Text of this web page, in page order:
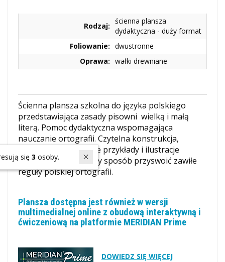
Rodzaj:
ścienna plansza
dydaktyczna - duży format
Foliowanie: dwustronne
Oprawa: wałki drewniane
Ścienna plansza szkolna do języka polskiego
przedstawiająca zasady pisowni wielką i małą
literą. Pomoc dydaktyczna wspomagająca
nauczanie ortografii. Czytelna konstrukcja,
odpowiednio dobrane przykłady i ilustracje
pozwalają w łatwiejszy sposób przyswoić zawiłe
reguły polskiej ortografii.
Plansza dostępna jest również w wersji
multimedialnej online z obudową interaktywną i
ćwiczeniową na platformie MERIDIAN Prime
DOWIEDZ SIĘ WIĘCEJ
W ostatnich 7 dniach produktem interesują się osoby.